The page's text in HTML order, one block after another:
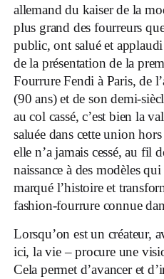
allemand du kaiser de la
plus grand des fourreurs
public, ont salué et
de la présentation de la
Fourrure Fendi à Paris, de
(90 ans) et de son demi-
au col cassé, c’est bien la
saluée dans cette union
elle n’a jamais cessé, au fil
naissance à des modèles
marqué l’histoire et
fashion-fourrure connue
Lorsqu’on est un créateur,
ici, la vie – procure une
Cela permet d’avancer et